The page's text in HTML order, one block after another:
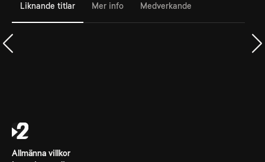
Liknande titlar Mer info Medverkande
Allmänna villkor